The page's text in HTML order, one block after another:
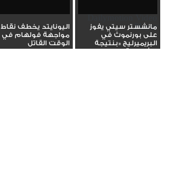
Player
مانشستر سيتي يفوز
على بورنموث في
البريميرليج «بنتيجة
اليونايتد يخطف نقاط
مواجهة فولهام في
الوقت القاتل